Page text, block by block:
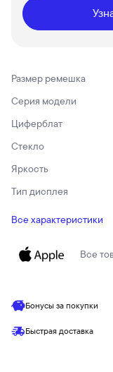
Размер ремешка
Серия модели
Циферблат
Стекло
Яркость
Тип дисплея
Все характеристики
Все
Бонусы за покупки
Быстрая доставка